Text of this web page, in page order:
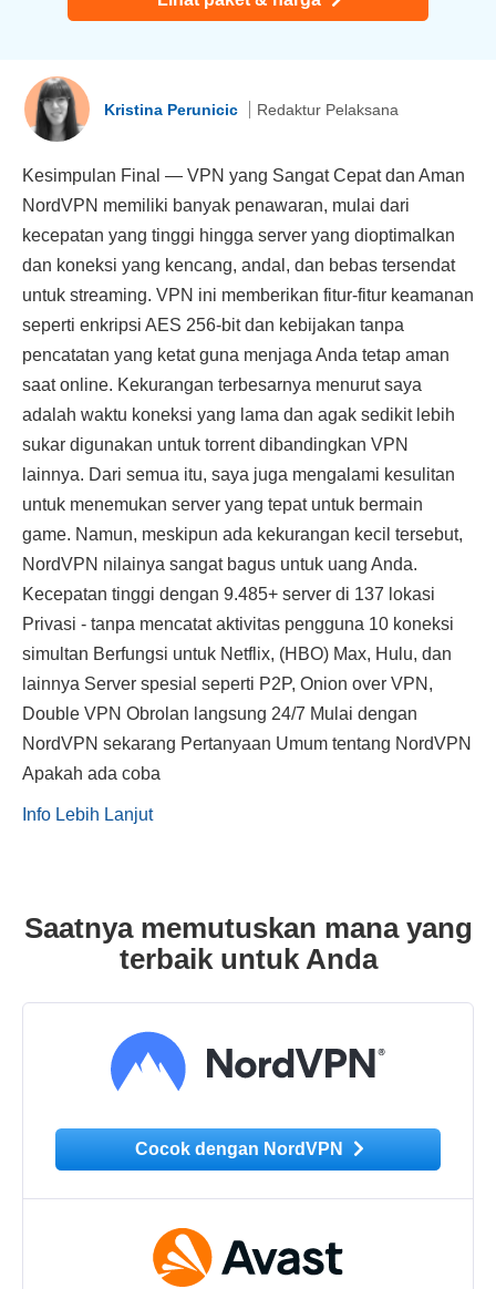
Kristina Perunicic Redaktur Pelaksana
Kesimpulan Final — VPN yang Sangat Cepat dan Aman
NordVPN memiliki banyak penawaran, mulai dari
kecepatan yang tinggi hingga server yang dioptimalkan
dan koneksi yang kencang, andal, dan bebas tersendat
untuk streaming. VPN ini memberikan fitur-fitur keamanan
seperti enkripsi AES 256-bit dan kebijakan tanpa
pencatatan yang ketat guna menjaga Anda tetap aman
saat online. Kekurangan terbesarnya menurut saya
adalah waktu koneksi yang lama dan agak sedikit lebih
sukar digunakan untuk torrent dibandingkan VPN
lainnya. Dari semua itu, saya juga mengalami kesulitan
untuk menemukan server yang tepat untuk bermain
game. Namun, meskipun ada kekurangan kecil tersebut,
NordVPN nilainya sangat bagus untuk uang Anda.
Kecepatan tinggi dengan 9.485+ server di 137 lokasi
Privasi - tanpa mencatat aktivitas pengguna 10 koneksi
simultan Berfungsi untuk Netflix, (HBO) Max, Hulu, dan
lainnya Server spesial seperti P2P, Onion over VPN,
Double VPN Obrolan langsung 24/7 Mulai dengan
NordVPN sekarang Pertanyaan Umum tentang NordVPN
Apakah ada coba
Info Lebih Lanjut
Saatnya memutuskan mana yang
terbaik untuk Anda
Cocok dengan NordVPN